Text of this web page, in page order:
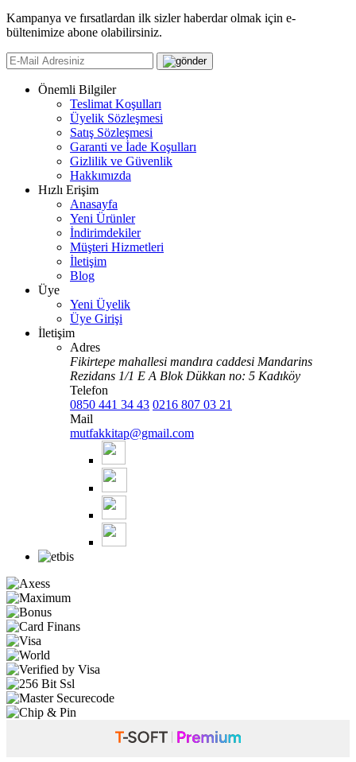
Kampanya ve fırsatlardan ilk sizler haberdar olmak için e-
bültenimize abone olabilirsiniz.
Önemli Bilgiler
Teslimat Koşulları
Üyelik Sözleşmesi
Satış Sözleşmesi
Garanti ve İade Koşulları
Gizlilik ve Güvenlik
Hakkımızda
Hızlı Erişim
Anasayfa
Yeni Ürünler
İndirimdekiler
Müşteri Hizmetleri
İletişim
Blog
Üye
Yeni Üyelik
Üye Girişi
İletişim
Adres
Fikirtepe mahallesi mandıra caddesi Mandarins
Rezidans 1/1 E A Blok Dükkan no: 5 Kadıköy
Telefon
0850 441 34 43 0216 807 03 21
Mail
mutfakkitap@gmail.com